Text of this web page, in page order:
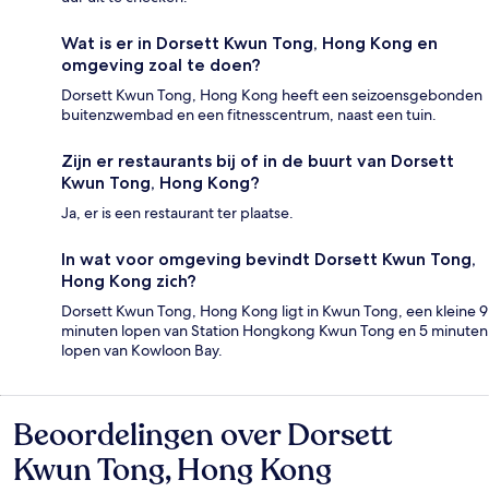
Wat is er in Dorsett Kwun Tong, Hong Kong en
omgeving zoal te doen?
Dorsett Kwun Tong, Hong Kong heeft een seizoensgebonden
buitenzwembad en een fitnesscentrum, naast een tuin.
Zijn er restaurants bij of in de buurt van Dorsett
Kwun Tong, Hong Kong?
Ja, er is een restaurant ter plaatse.
In wat voor omgeving bevindt Dorsett Kwun Tong,
Hong Kong zich?
Dorsett Kwun Tong, Hong Kong ligt in Kwun Tong, een kleine 9
minuten lopen van Station Hongkong Kwun Tong en 5 minuten
lopen van Kowloon Bay.
Beoordelingen
Beoordelingen over Dorsett
Kwun Tong, Hong Kong